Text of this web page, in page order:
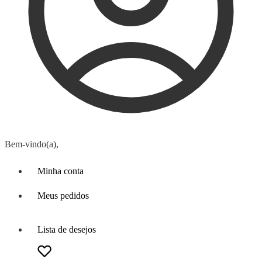
Bem-vindo(a),
Minha conta
Meus pedidos
Lista de desejos